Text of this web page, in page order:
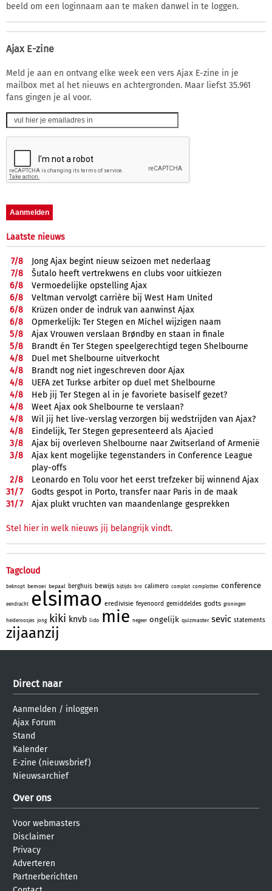
beeld om een loginnaam aan te maken danwel in te loggen.
Ajax E-zine
Meld je aan en ontvang elke week een vers Ajax E-zine in je
mailbox met al het nieuws en achtergronden. Maar liefst 35.961
fans gingen je al voor.
Laatste nieuws
7/8
Jong Ajax begint nieuw seizoen met nederlaag
7/8
Šutalo heeft vertrekwens en clubs voor uitkiezen
6/8
Vermoedelijke opstelling Ajax
6/8
Veltman vervolgt carrière bij West Ham United
6/8
Krüzen onder de indruk van aanwinst Ajax
6/8
Opmerkelijk: Ter Stegen en Míchel wijzigen naam
5/8
Ajax Vrouwen verslaan Brøndby en staan in finale
5/8
Brandt én Ter Stegen speelgerechtigd tegen Shelbourne
4/8
Duel met Shelbourne uitverkocht
4/8
Brandt nog niet ingeschreven door Ajax
4/8
UEFA zet Turkse arbiter op duel met Shelbourne
4/8
Heb jij Ter Stegen al in je favoriete basiself gezet?
4/8
Weet Ajax ook Shelbourne te verslaan?
4/8
Wil jij het live-verslag verzorgen bij wedstrijden van Ajax?
4/8
Eindelijk, Ter Stegen gepresenteerd als Ajacied
3/8
Ajax bij overleven Shelbourne naar Zwitserland of Armenië
3/8
Ajax kent mogelijke tegenstanders in Conference League
play-offs
2/8
Leonardo en Tolu voor het eerst trefzeker bij winnend Ajax
31/7
Godts gespot in Porto, transfer naar Paris in de maak
31/7 Ajax plukt vruchten van maandenlange gesprekken
Stel hier in welk nieuws jij belangrijk vindt.
Tagcloud
beknopt bemoei bepaal berghuis bewijs bijtijds bro calimero complot complotten conference
eendracht elsimao eredivisie feyenoord gemiddeldes godts groningen
heideroosjes jong kiki knvb lido mie negeer ongelijk quizmaster sevic statements
zijaanzij
Direct naar
Aanmelden / inloggen
Ajax Forum
Stand
Kalender
E-zine (nieuwsbrief)
Nieuwsarchief
Over ons
Voor webmasters
Disclaimer
Privacy
Adverteren
Partnerberichten